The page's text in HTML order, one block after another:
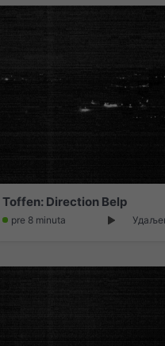
Toffen: Direction Belp
pre 8 minuta